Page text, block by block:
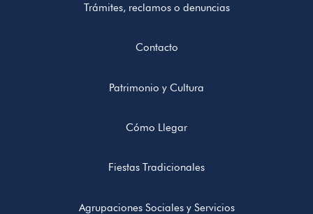
Trámites, reclamos o denuncias
Contacto
Patrimonio y Cultura
Cómo Llegar
Fiestas Tradicionales
Agrupaciones Sociales y Servicios